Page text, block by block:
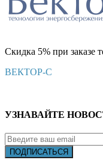
Скидка 5% при заказе
ВЕКТОР-С
УЗНАВАЙТЕ